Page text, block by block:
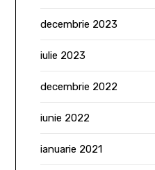
decembrie 2023
iulie 2023
decembrie 2022
iunie 2022
ianuarie 2021